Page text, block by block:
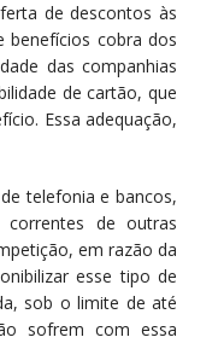
de descontos às
benefícios cobra dos
das companhias
de cartão, que
Essa adequação,
telefonia e bancos,
de outras
em razão da
esse tipo de
sob o limite de até
sofrem com essa